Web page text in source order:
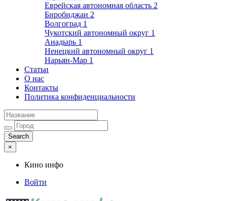
Еврейская автономная область 2
Биробиджан 2
Волгоград 1
Чукотский автономный округ 1
Анадырь 1
Ненецкий автономный округ 1
Нарьян-Мар 1
Статьи
О нас
Контакты
Политика конфиденциальности
×
Кино инфо
Войти